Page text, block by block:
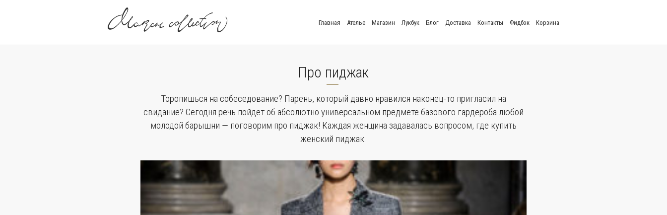
Главная Ателье Магазин Лукбук Блог Доставка Контакты Фидбэк Корзина
Про пиджак
Торопишься на собеседование? Парень, который давно нравился наконец-то пригласил на
свидание? Сегодня речь пойдет об абсолютно универсальном предмете базового гардероба любой
молодой барышни — поговорим про пиджак! Каждая женщина задавалась вопросом, где купить
женский пиджак.